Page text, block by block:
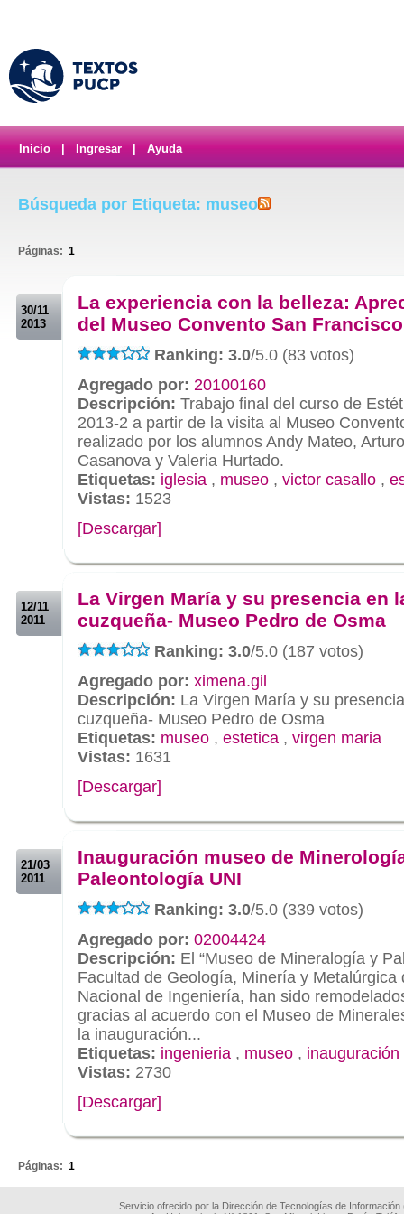
Inicio Ingresar Ayuda
Búsqueda por Etiqueta: museo
Páginas: 1
30/11
2013
La experiencia con la belleza:
del Museo Convento San
Ranking: 3.0/5.0 (83 votos)
Agregado por: 20100160
Descripción: Trabajo final del curso de
2013-2 a partir de la visita al Museo
realizado por los alumnos Andy Mateo,
Casanova y Valeria Hurtado.
Etiquetas: iglesia , museo , victor casallo ,
Vistas: 1523
[Descargar]
12/11
2011
La Virgen María y su presencia en
cuzqueña- Museo Pedro de Osma
Ranking: 3.0/5.0 (187 votos)
Agregado por: ximena.gil
Descripción: La Virgen María y su
cuzqueña- Museo Pedro de Osma
Etiquetas: museo , estetica , virgen maria
Vistas: 1631
[Descargar]
21/03
2011
Inauguración museo de
Paleontología UNI
Ranking: 3.0/5.0 (339 votos)
Agregado por: 02004424
Descripción: El “Museo de Mineralogía y
Facultad de Geología, Minería y Metalúrgica
Nacional de Ingeniería, han sido
gracias al acuerdo con el Museo de
la inauguración...
Etiquetas: ingenieria , museo , inauguración
Vistas: 2730
[Descargar]
Páginas: 1
Servicio ofrecido por la Dirección de Tecnologías de